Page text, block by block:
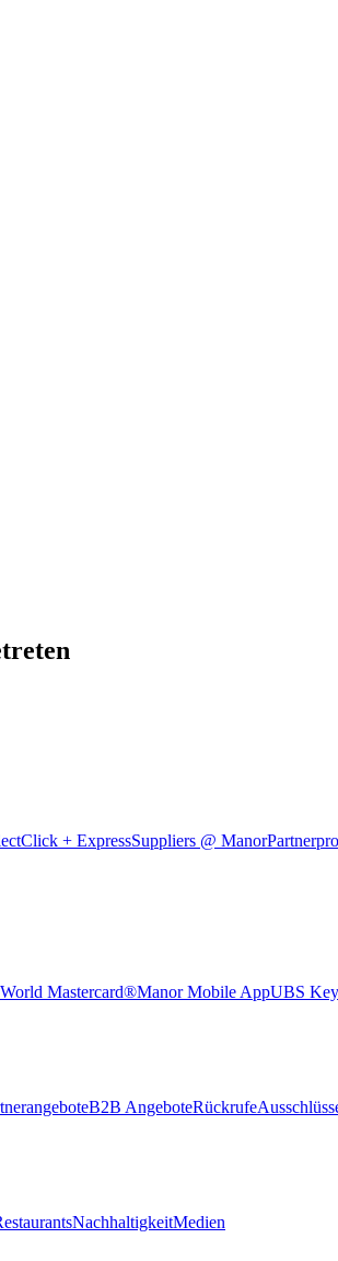
Click + ExpressSuppliers @ Manor
Mastercard®Manor Mobile AppUBS
B2B AngeboteRückrufe
NachhaltigkeitMedien